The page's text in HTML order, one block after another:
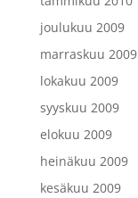
joulukuu 2009
marraskuu 2009
lokakuu 2009
syyskuu 2009
elokuu 2009
heinäkuu 2009
kesäkuu 2009